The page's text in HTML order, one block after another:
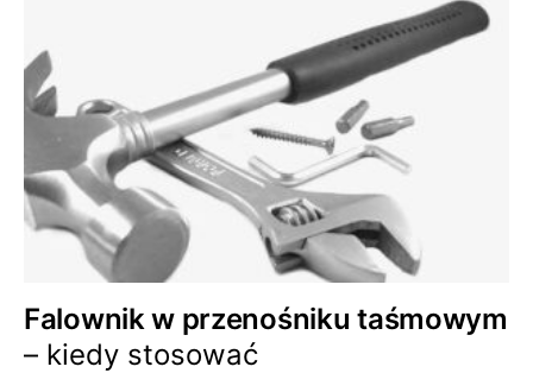
Falownik w przenośniku taśmowym
– kiedy stosować